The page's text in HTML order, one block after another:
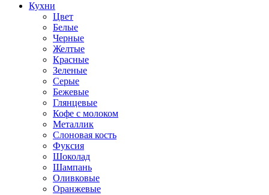
Кухни
Цвет
Белые
Черные
Желтые
Красные
Зеленые
Серые
Бежевые
Глянцевые
Кофе с молоком
Металлик
Слоновая кость
Фуксия
Шоколад
Шампань
Оливковые
Оранжевые